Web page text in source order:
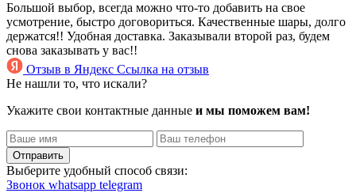
Большой выбор, всегда можно что-то добавить на свое
усмотрение, быстро договориться. Качественные шары, долго
держатся!! Удобная доставка. Заказывали второй раз, будем
снова заказывать у вас!!
Отзыв в Яндекс Ссылка на отзыв
Не нашли то, что искали?
Укажите свои контактные данные и мы поможем вам!
Отправить
Выберите удобный способ связи:
Звонок whatsapp telegram